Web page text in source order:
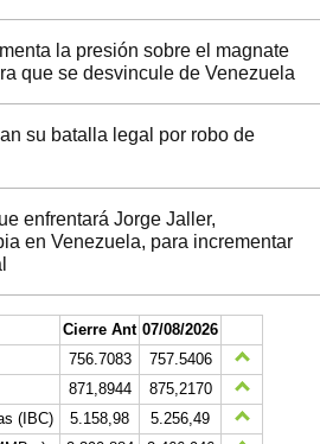
la presión sobre el magnate
que se desvincule de Venezuela
su batalla legal por robo de
enfrentará Jorge Jaller,
en Venezuela, para incrementar
Cierre Ant 07/08/2026
756.7083
757.5406
871,8944
875,2170
(IBC)
5.158,98
5.256,49